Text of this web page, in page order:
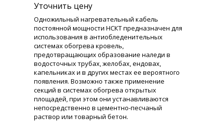
Уточнить цену
Одножильный нагревательный кабель
постоянной мощности НСКТ предназначен для
использования в антиобледенительных
системах обогрева кровель,
предотвращающих образование наледи в
водосточных трубах, желобах, ендовах,
капельниках и в других местах ее вероятного
появления. Возможно также применение
секций в системах обогрева открытых
площадей, при этом они устанавливаются
непосредственно в цементно-песчаный
раствор или товарный бетон.